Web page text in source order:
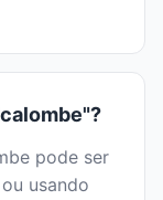
pode ser
usando